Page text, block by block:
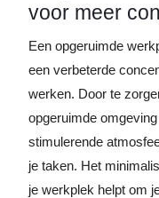
voor meer
Een opgeruimde
een verbeterde
werken. Door te
opgeruimde
stimulerende
je taken. Het
je werkplek helpt om